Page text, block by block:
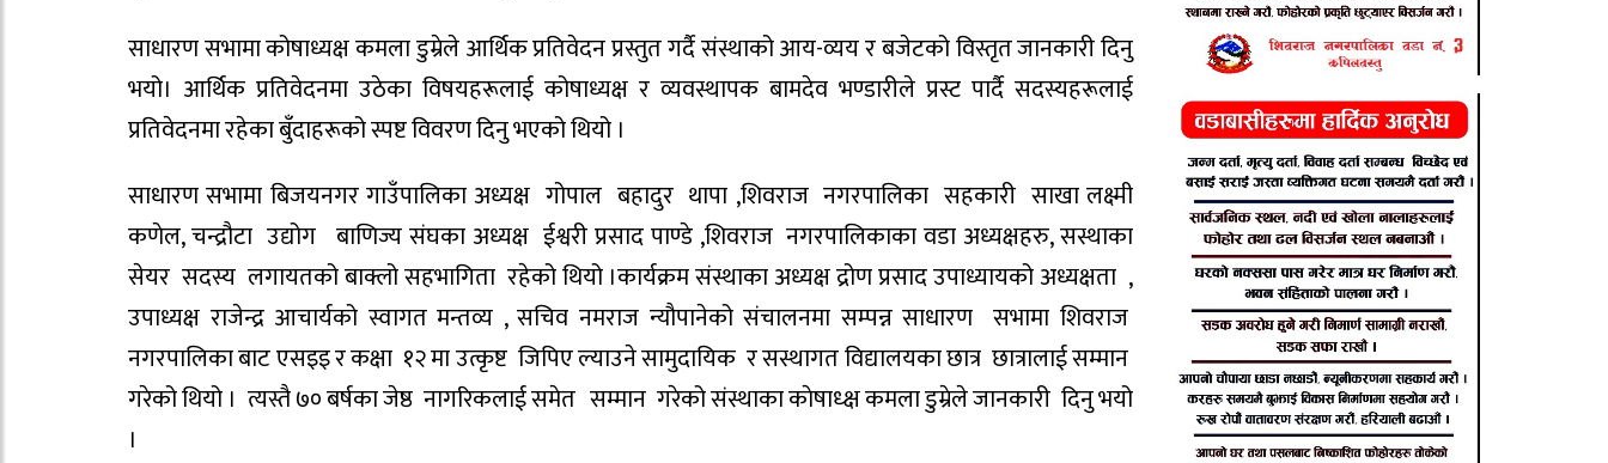
साधारण सभामा कोषाध्यक्ष कमला डुम्रेले आर्थिक प्रतिवेदन प्रस्तुत गर्दै संस्थाको आय-व्यय र बजेटको विस्तृत जानकारी दिनु
भयो। आर्थिक प्रतिवेदनमा उठेका विषयहरूलाई कोषाध्यक्ष र व्यवस्थापक बामदेव भण्डारीले प्रस्ट पार्दै सदस्यहरूलाई
प्रतिवेदनमा रहेका बुँदाहरूको स्पष्ट विवरण दिनु भएको थियो ।
साधारण सभामा बिजयनगर गाउँपालिका अध्यक्ष गोपाल बहादुर थापा ,शिवराज नगरपालिका सहकारी साखा लक्ष्मी
कणेल, चन्द्रौटा उद्योग बाणिज्य संघका अध्यक्ष ईश्वरी प्रसाद पाण्डे ,शिवराज नगरपालिकाका वडा अध्यक्षहरु, सस्थाका
सेयर सदस्य लगायतको बाक्लो सहभागिता रहेको थियो ।कार्यक्रम संस्थाका अध्यक्ष द्रोण प्रसाद उपाध्यायको अध्यक्षता ,
उपाध्यक्ष राजेन्द्र आचार्यको स्वागत मन्तव्य , सचिव नमराज न्यौपानेको संचालनमा सम्पन्न साधारण सभामा शिवराज
नगरपालिका बाट एसइइ र कक्षा १२ मा उत्कृष्ट जिपिए ल्याउने सामुदायिक र सस्थागत विद्यालयका छात्र छात्रालाई सम्मान
गरेको थियो । त्यस्तै ७० बर्षका जेष्ठ नागरिकलाई समेत सम्मान गरेको संस्थाका काेषाध्क्ष कमला डुम्रेले जानकारी दिनु भयो
।